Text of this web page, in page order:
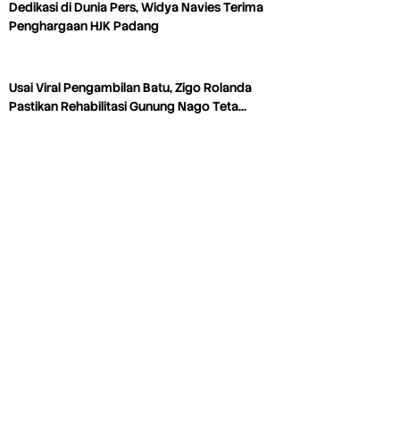
Dedikasi di Dunia Pers, Widya Navies Terima
Penghargaan HJK Padang
Usai Viral Pengambilan Batu, Zigo Rolanda
Pastikan Rehabilitasi Gunung Nago Teta…